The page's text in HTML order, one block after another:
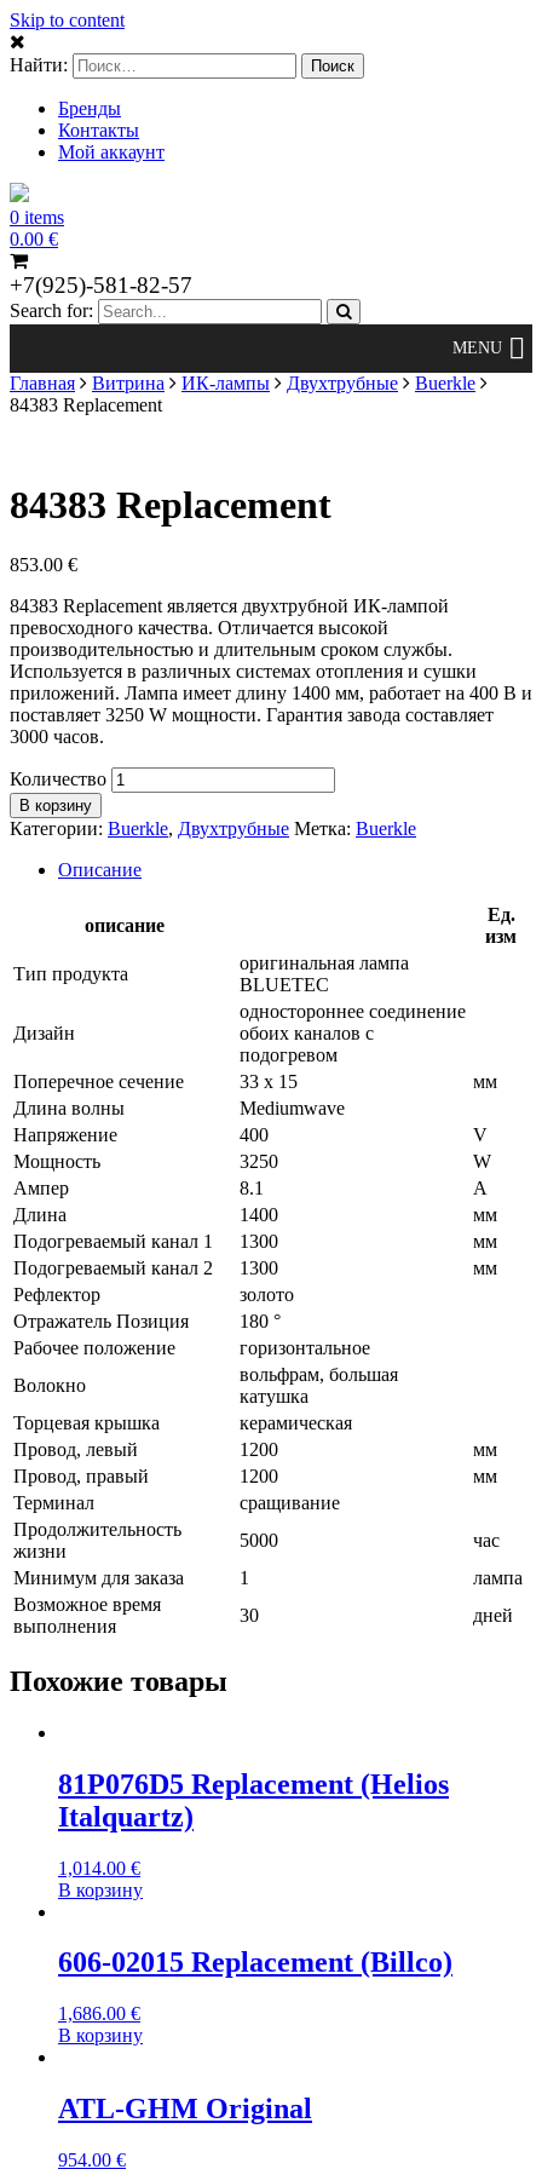
Skip to content
Найти:
Бренды
Контакты
Мой аккаунт
0 items
0.00 €
+7(925)-581-82-57
Search for:
Главная Витрина ИК-лампы Двухтрубные
Buerkle
84383 Replacement
84383 Replacement
853.00 €
84383 Replacement является двухтрубной ИК-лампой
превосходного качества. Отличается высокой
производительностью и длительным сроком службы.
Используется в различных системах отопления и сушки
приложений. Лампа имеет длину 1400 мм, работает на 400 В и
поставляет 3250 W мощности. Гарантия завода составляет
3000 часов.
Количество
В корзину
Категории: Buerkle, Двухтрубные Метка: Buerkle
Описание
описание
Ед.
изм
Тип продукта
оригинальная лампа
BLUETEC
Дизайн
одностороннее соединение
обоих каналов с
подогревом
Поперечное сечение
33 х 15
мм
Длина волны
Mediumwave
Напряжение
400
V
Мощность
3250
W
Ампер
8.1
A
Длина
1400
мм
Подогреваемый канал 1
1300
мм
Подогреваемый канал 2
1300
мм
Рефлектор
золото
Отражатель Позиция
180 °
Рабочее положение
горизонтальное
Волокно
вольфрам, большая
катушка
Торцевая крышка
керамическая
Провод, левый
1200
мм
Провод, правый
1200
мм
Терминал
сращивание
Продолжительность
жизни
5000
час
Минимум для заказа
1
лампа
Возможное время
выполнения
30 дней
Похожие товары
81P076D5 Replacement (Helios
Italquartz)
1,014.00 €
В корзину
606-02015 Replacement (Billco)
1,686.00 €
В корзину
ATL-GHM Original
954.00 €